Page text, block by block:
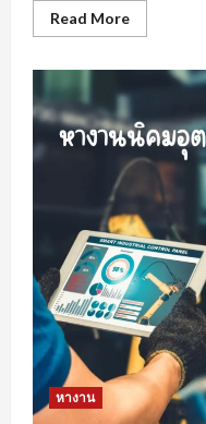
Read MoreRead
more
ที่
ของ
พฤติกรรม
คน
หา
พนักงาน
ขาย
สร้าง
ความ
พึง
พอใจ
ให้
แก่
องค์กร
หางาน